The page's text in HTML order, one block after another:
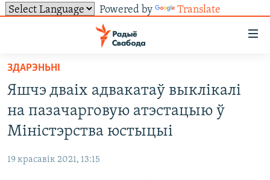
Powered by Translate
ўнівэрсальнага
доступу
Перайсьці
да
галоўнага
зьместу
да
ВІДЭА І ФОТА
ПАЛІТЫКА
ТОЛЬКІ НА СВАБОДЗЕ
ТЭСТЫ
ГІСТОРЫЯ НА СВАБОДЗЕ
СУВЯЗЬ
ПАДЗЯЛІЦЦА ІНФАРМАЦЫЯЙ
RSS
ЗДАРЭНЬНІ
Яшчэ дваіх адвакатаў выклікалі
на пазачарговую атэстацыю ў
Міністэрства юстыцыі
19 красавік 2021, 13:15